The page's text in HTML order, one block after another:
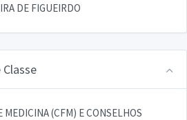
DE FIGUEIRDO
MEDICINA (CFM) E CONSELHOS